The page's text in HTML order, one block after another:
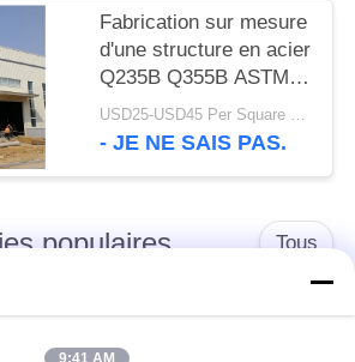
Fabrication sur mesure
d'une structure en acier
Q235B Q355B ASTM
A36
USD25-USD45 Per Square Meter MOQ:200 mètres carrés
- JE NE SAIS PAS.
populaires Tous
Atelier de structure
métallique
9:41 AM